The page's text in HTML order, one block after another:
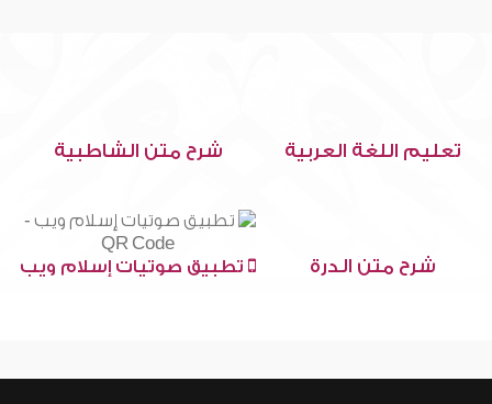
تعليم اللغة العربية شرح متن الشاطبية
شرح متن الدرة تطبيق صوتيات إسلام ويب